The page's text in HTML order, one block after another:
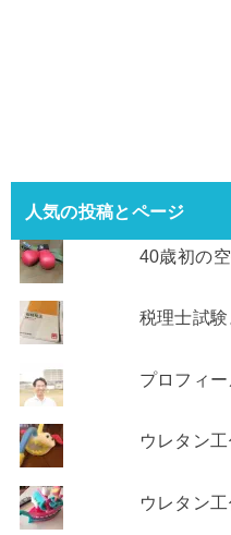
人気の投稿とページ
40歳初の空
税理士試
プロフィ
ウレタン
ウレタン